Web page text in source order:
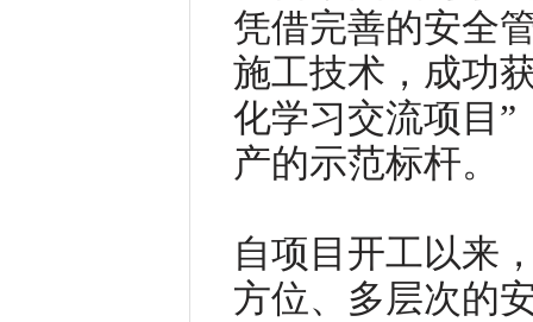
凭借完善的安全
施工技术，成功
化学习交流项目
产的示范标杆。
自项目开工以来
方位、多层次的